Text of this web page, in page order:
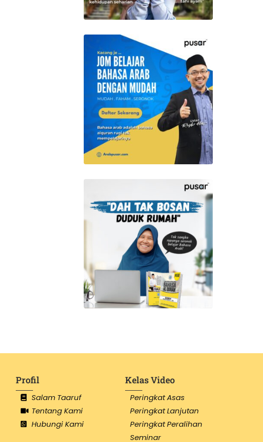
Profil
Salam Taaruf
Tentang Kami
Hubungi Kami
Kelas Video
Peringkat Asas
Peringkat Lanjutan
Peringkat Peralihan
Seminar